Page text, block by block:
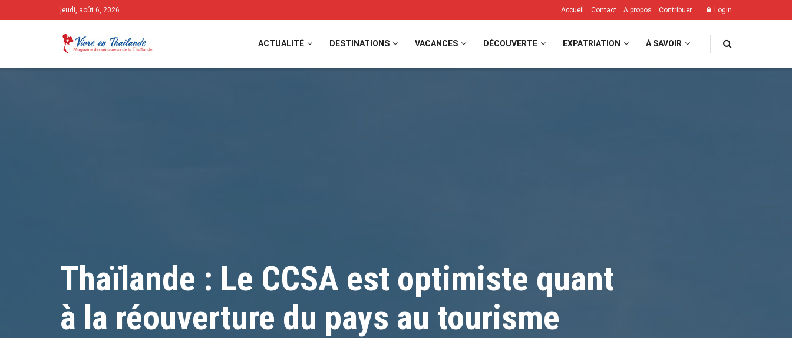
jeudi, août 6, 2026 Accueil Contact A propos Contribuer Login
ACTUALITÉ DESTINATIONS VACANCES DÉCOUVERTE EXPATRIATION À SAVOIR
Thaïlande : Le CCSA est optimiste quant
à la réouverture du pays au tourisme